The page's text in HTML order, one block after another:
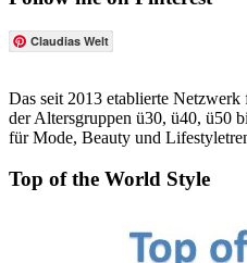
Claudias Welt
Das seit 2013 etablierte
der Altersgruppen ü30, ü40, ü50
für Mode, Beauty und
Top of the World Style